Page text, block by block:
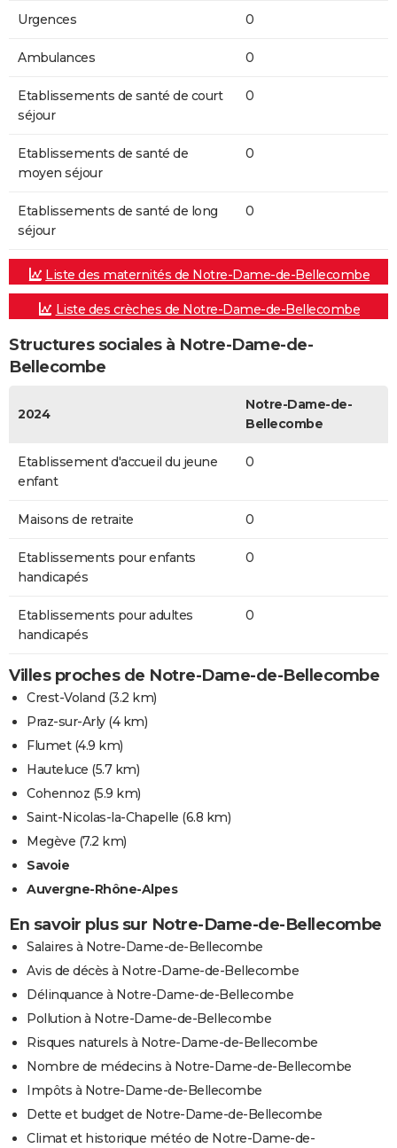
Urgences 0
Ambulances 0
Etablissements de santé de court
séjour
0
Etablissements de santé de
moyen séjour
0
Etablissements de santé de long
séjour
0
Liste des maternités de Notre-Dame-de-Bellecombe
Liste des crèches de Notre-Dame-de-Bellecombe
Structures sociales à Notre-Dame-de-
Bellecombe
2024
Notre-Dame-de-
Bellecombe
Etablissement d'accueil du jeune
enfant
0
Maisons de retraite 0
Etablissements pour enfants
handicapés
0
Etablissements pour adultes
handicapés
0
Villes proches de Notre-Dame-de-Bellecombe
Crest-Voland (3.2 km)
Praz-sur-Arly(4 km)
Flumet(4.9 km)
Hauteluce (5.7 km)
Cohennoz (5.9 km)
Saint-Nicolas-la-Chapelle (6.8 km)
Megève (7.2 km)
Savoie
Auvergne-Rhône-Alpes
En savoir plus sur Notre-Dame-de-Bellecombe
Salaires à Notre-Dame-de-Bellecombe
Avis de décès à Notre-Dame-de-Bellecombe
Délinquance à Notre-Dame-de-Bellecombe
Pollution à Notre-Dame-de-Bellecombe
Risques naturels à Notre-Dame-de-Bellecombe
Nombre de médecins à Notre-Dame-de-Bellecombe
Impôts à Notre-Dame-de-Bellecombe
Dette et budget de Notre-Dame-de-Bellecombe
Climat et historique météo de Notre-Dame-de-